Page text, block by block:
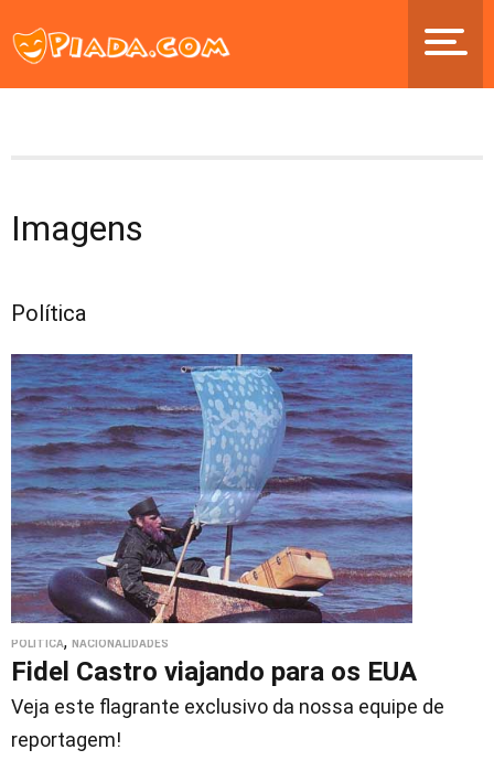
Imagens
Política
POLÍTICA, NACIONALIDADES
Fidel Castro viajando para os EUA
Veja este flagrante exclusivo da nossa equipe de
reportagem!